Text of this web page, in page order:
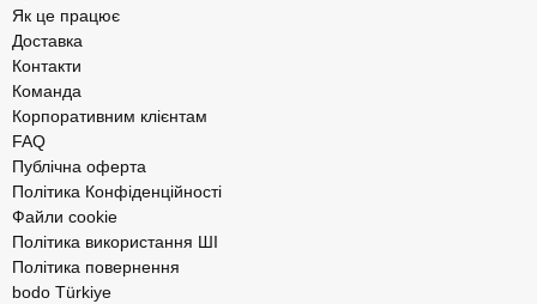
Як це працює
Доставка
Контакти
Команда
Корпоративним клієнтам
FAQ
Публічна оферта
Політика Конфіденційності
Файли cookie
Політика використання ШІ
Політика повернення
bodo Türkiye